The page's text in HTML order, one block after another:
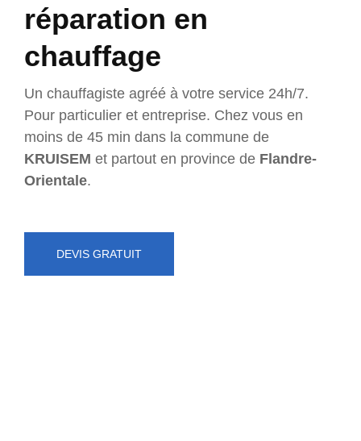
réparation en
chauffage
Un chauffagiste agréé à votre service 24h/7.
Pour particulier et entreprise. Chez vous en
moins de 45 min dans la commune de
KRUISEM et partout en province de Flandre-
Orientale.
DEVIS GRATUIT